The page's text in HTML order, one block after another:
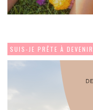
SUIS-JE PRÊTE À